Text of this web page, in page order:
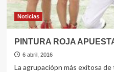
Noticias
PINTURA ROJA
6 abril, 2016
La agrupaciópn más exitosa